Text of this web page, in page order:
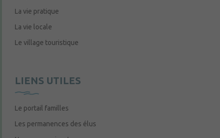
La vie pratique
La vie locale
Le village touristique
LIENS UTILES
Le portail familles
Les permanences des élus